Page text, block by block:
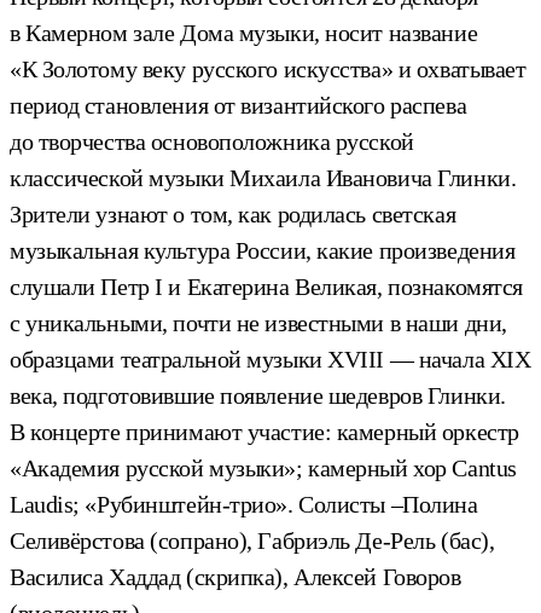
в Камерном зале Дома музыки, носит название
«К Золотому веку русского искусства» и охватывает
период становления от византийского распева
до творчества основоположника русской
классической музыки Михаила Ивановича Глинки.
Зрители узнают о том, как родилась светская
музыкальная культура России, какие произведения
слушали Петр I и Екатерина Великая, познакомятся
с уникальными, почти не известными в наши дни,
образцами театральной музыки XVIII — начала XIX
века, подготовившие появление шедевров Глинки.
В концерте принимают участие: камерный оркестр
«Академия русской музыки»; камерный хор Cantus
Laudis; «Рубинштейн-трио». Солисты –Полина
Селивёрстова (сопрано), Габриэль Де-Рель (бас),
Василиса Хаддад (скрипка), Алексей Говоров